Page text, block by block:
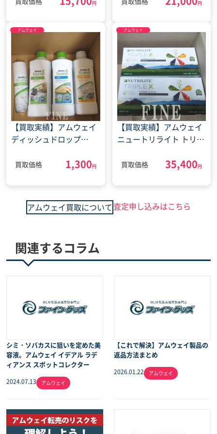
年6月18日）
円 円
アムウェイ
【買取実績】アムウェイ
ディッシュドロップ
ファブリックソフナー
買取価格 1,300円
アムウェイ
【買取実績】アムウェイ
ニュートリライト トリプ
月30日）
買取価格 35,400円
アムウェイ買取について査定申し込みはこちら
関連するコラム
シミ・ソバカスに狙いを定めた美
容液。アムウェイ イデアル ラデ
ィアンス スポットコレクター
2024.07.13 アムウェイ
【これで解決】アムウェイ製品の
返品方法まとめ
2026.01.22 アムウェイ